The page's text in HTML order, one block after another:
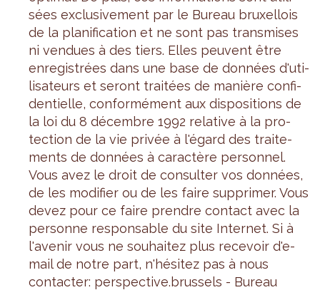
sées exclu­si­ve­ment par le Bureau bruxel­lois
de la pla­ni­fi­ca­tion et ne sont pas trans­mises
ni ven­dues à des tiers. Elles peuvent être
enre­gis­trées dans une base de don­nées d'uti­
li­sa­teurs et seront trai­tées de manière confi­
den­tielle, confor­mé­ment aux dis­po­si­tions de
la loi du 8 décembre 1992 rela­tive à la pro­
tec­tion de la vie pri­vée à l'égard des trai­te­
ments de don­nées à carac­tère per­son­nel.
Vous avez le droit de consul­ter vos don­nées,
de les modi­fier ou de les faire sup­pri­mer. Vous
devez pour ce faire prendre contact avec la
per­sonne res­pon­sable du site Inter­net. Si à
l'ave­nir vous ne sou­hai­tez plus rece­voir d'e-
mail de notre part, n'hé­si­tez pas à nous
contac­ter: pers­pec­tive.brus­sels - Bureau